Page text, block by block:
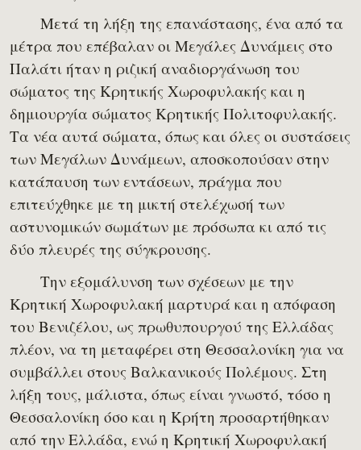
Μετά τη λήξη της επανάστασης, ένα από τα
μέτρα που επέβαλαν οι Μεγάλες Δυνάμεις στο
Παλάτι ήταν η ριζική αναδιοργάνωση του
σώματος της Κρητικής Χωροφυλακής και η
δημιουργία σώματος Κρητικής Πολιτοφυλακής.
Τα νέα αυτά σώματα, όπως και όλες οι συστάσεις
των Μεγάλων Δυνάμεων, αποσκοπούσαν στην
κατάπαυση των εντάσεων, πράγμα που
επιτεύχθηκε με τη μικτή στελέχωσή των
αστυνομικών σωμάτων με πρόσωπα κι από τις
δύο πλευρές της σύγκρουσης.
Την εξομάλυνση των σχέσεων με την
Κρητική Χωροφυλακή μαρτυρά και η απόφαση
του Βενιζέλου, ως πρωθυπουργού της Ελλάδας
πλέον, να τη μεταφέρει στη Θεσσαλονίκη για να
συμβάλλει στους Βαλκανικούς Πολέμους. Στη
λήξη τους, μάλιστα, όπως είναι γνωστό, τόσο η
Θεσσαλονίκη όσο και η Κρήτη προσαρτήθηκαν
από την Ελλάδα, ενώ η Κρητική Χωροφυλακή